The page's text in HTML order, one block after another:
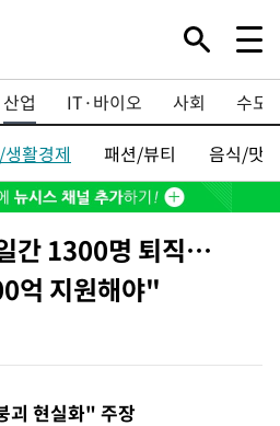
산업 IT·바이오 사회
수도
활경제 패션/뷰티 음식/맛집
간 1300명 퇴직…
억 지원해야"
괴 현실화" 주장